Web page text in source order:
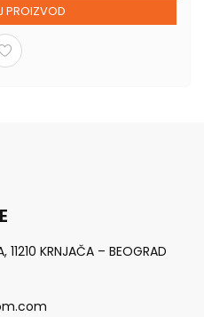
PROIZVOD
11210 KRNJAČA – BEOGRAD